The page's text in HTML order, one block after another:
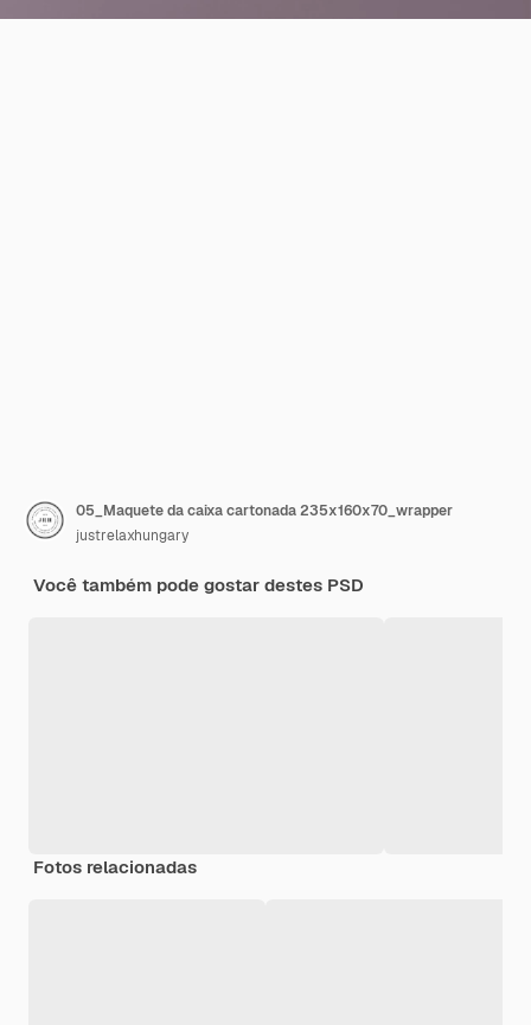
05_Maquete da caixa cartonada 235x160x70_wrapper
justrelaxhungary
Você também pode gostar destes PSD
Fotos relacionadas